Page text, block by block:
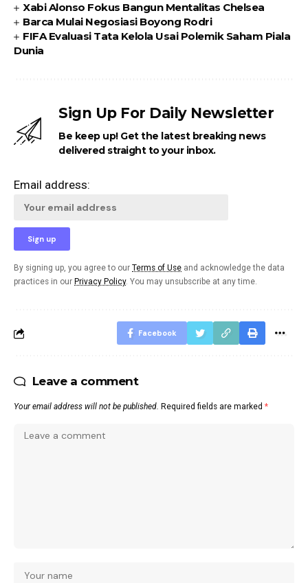
Xabi Alonso Fokus Bangun Mentalitas Chelsea
Barca Mulai Negosiasi Boyong Rodri
FIFA Evaluasi Tata Kelola Usai Polemik Saham Piala
Dunia
Sign Up For Daily Newsletter
Be keep up! Get the latest breaking news
delivered straight to your inbox.
Email address:
By signing up, you agree to our Terms of Use and acknowledge the data
practices in our Privacy Policy. You may unsubscribe at any time.
Facebook
Leave a comment
Your email address will not be published. Required fields are marked *